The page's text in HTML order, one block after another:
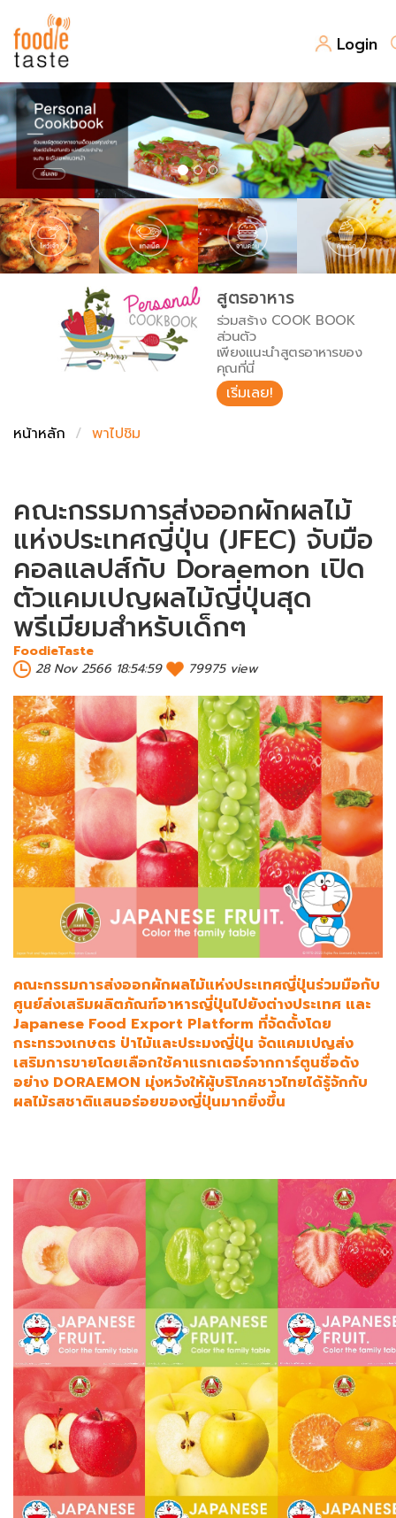
Login
สูตรอาหาร
สูตรอาหารล่าสุด
Top Foodie
พาไปชิม
สารพันก้นครัว
เคล็ดลับน่ารู้
เปรียบเทียบหน่วยการตวง
เปรียบเทียบอุณหภูมิ
เปรียบเทียบน้ำหนักวัตถุดิบ
FoodPedia
สร้าง Cookbook
สูตรอาหาร
ร่วมสร้าง COOK BOOK
ส่วนตัว
เพียงแนะนำสูตรอาหารของ
คุณที่นี่
เริ่มเลย!
หน้าหลัก
พาไปชิม
คณะกรรมการส่งออกผักผลไม้
แห่งประเทศญี่ปุ่น (JFEC) จับมือ
คอลแลปส์กับ Doraemon เปิด
ตัวแคมเปญผลไม้ญี่ปุ่นสุด
พรีเมียมสำหรับเด็กๆ
FoodieTaste
28 Nov 2566 18:54:59
79975 view
คณะกรรมการส่งออกผักผลไม้แห่งประเทศญี่ปุ่นร่วมมือกับ
ศูนย์ส่งเสริมผลิตภัณฑ์อาหารญี่ปุ่นไปยังต่างประเทศ และ
Japanese Food Export Platform ที่จัดตั้งโดย
กระทรวงเกษตร ป่าไม้และประมงญี่ปุ่น จัดแคมเปญส่ง
เสริมการขายโดยเลือกใช้คาแรกเตอร์จากการ์ตูนชื่อดัง
อย่าง DORAEMON มุ่งหวังให้ผู้บริโภคชาวไทยได้รู้จักกับ
ผลไม้รสชาติแสนอร่อยของญี่ปุ่นมากยิ่งขึ้น